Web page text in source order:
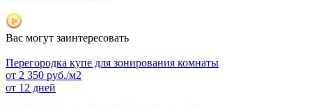
Вас могут заинтересовать
Перегородка купе для зонирования комнаты
от 2 350 руб./м2
от 12 дней